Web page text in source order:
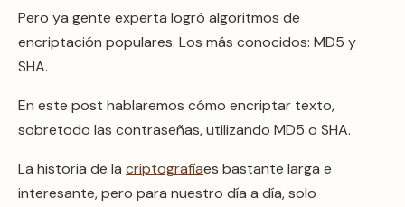
Pero ya gente experta logró algoritmos de
encriptación populares. Los más conocidos: MD5 y
SHA.
En este post hablaremos cómo encriptar texto,
sobretodo las contraseñas, utilizando MD5 o SHA.
La historia de la criptografíaes bastante larga e
interesante, pero para nuestro día a día, solo